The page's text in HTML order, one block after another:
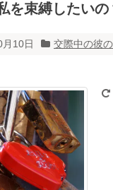
を束縛したい
10日 交際中の彼